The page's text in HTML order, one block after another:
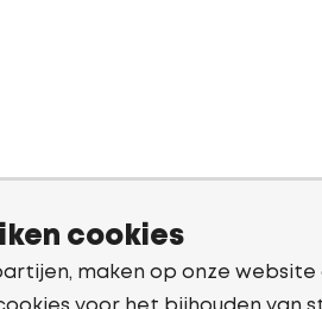
cookies
maken op onze website